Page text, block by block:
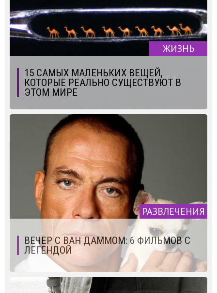
ЖИЗНЬ
15 САМЫХ МАЛЕНЬКИХ ВЕЩЕЙ,
КОТОРЫЕ РЕАЛЬНО СУЩЕСТВУЮТ В
ЭТОМ МИРЕ
РАЗВЛЕЧЕНИЯ
ВЕЧЕР С ВАН ДАММОМ: 6 ФИЛЬМОВ С
ЛЕГЕНДОЙ